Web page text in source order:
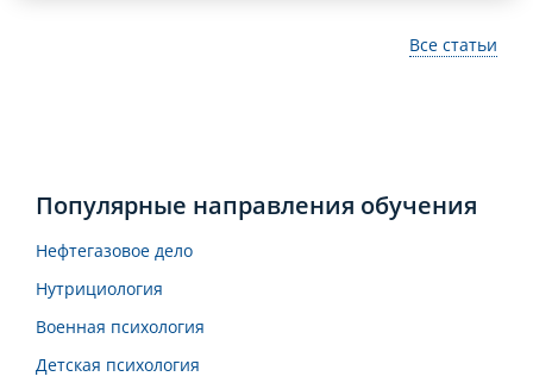
Все статьи
Популярные направления обучения
Нефтегазовое дело
Нутрициология
Военная психология
Детская психология